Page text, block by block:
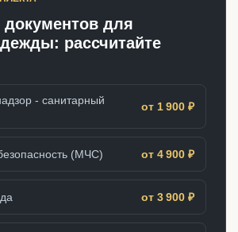
для
рассчитайте
- санитарный
от 1 900 ₽
(МЧС) от 4 900 ₽
от 3 900 ₽